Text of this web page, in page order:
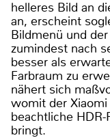
helleres Bild an
an, erscheint
Bildmenü und
zumindest nach
besser als
Farbraum zu
nähert sich
womit der Xiaomi
beachtliche
bringt.